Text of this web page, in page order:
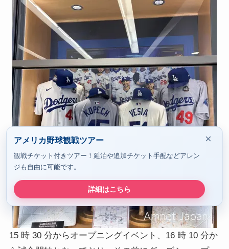
15 時 30 分からオープニングイベント、16 時 10 分か
×
アメリカ野球観戦ツアー
観戦チケット付きツアー！延泊や追加チケット手配などアレン
ジも自由に可能です。
詳細はこちら